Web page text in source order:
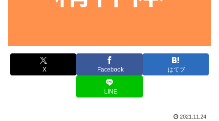
X Facebook はてブ
LINE
2021.11.24